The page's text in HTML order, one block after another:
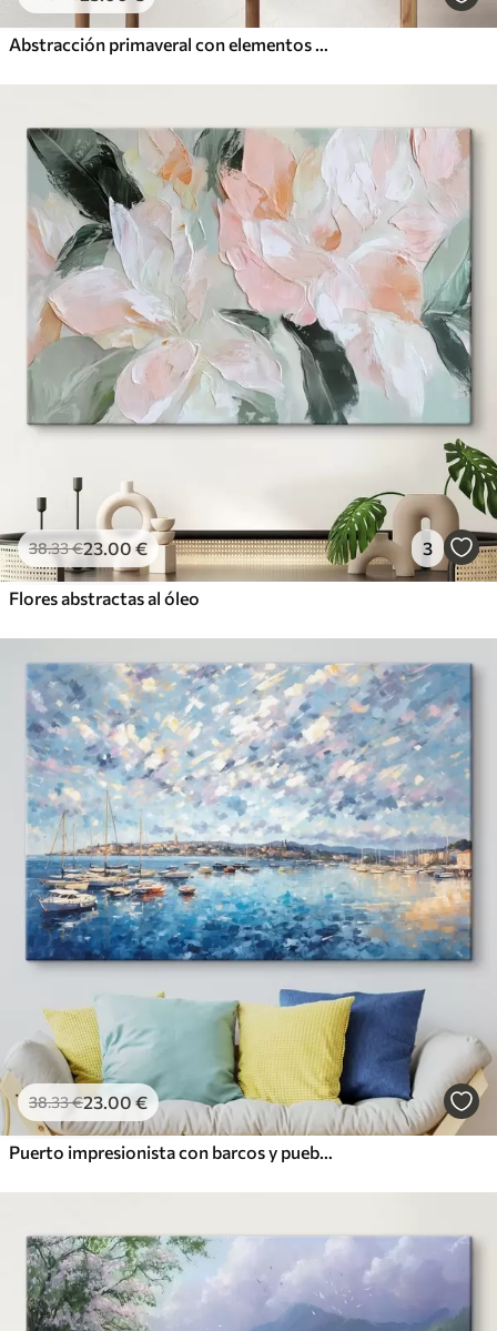
Abstracción primaveral con elementos pictóricos
38.33€23.00 € 3
Flores abstractas al óleo
38.33€23.00 €
Puerto impresionista con barcos y pueblo